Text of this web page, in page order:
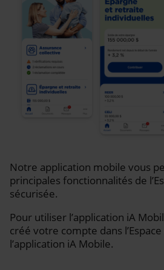
Notre application mobile vous
principales fonctionnalités de
sécurisée.
Pour utiliser l’application iA
créé votre compte dans
l’application iA Mobile.